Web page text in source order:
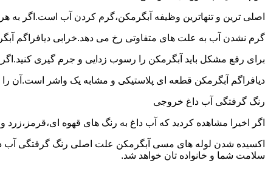
اصلی ترین و تنهاترین وظیفه آبگرمکن،گرم کردن آب است.اگر به
گرم نشدن آب به علت های متفاوتی رخ می دهد.خرابی دیافراگم
برای رفع مشکل باید آبگرمکن را رسوب زدایی و جرم گیری
دیافراگم آبگرمکن قطعه ای پلاستیکی و مشابه یک واشر است.آن را
رنگ گرفتگی آب داغ خروجی
اگر اخیرا مشاهده کردید که آب داغ به رنگ های قهوه
اکسیده شدن لوله های مسی آبگرمکن علت اصلی رنگ گرفتگی آب
سلامت شما و خانواده تان خواهد شد.